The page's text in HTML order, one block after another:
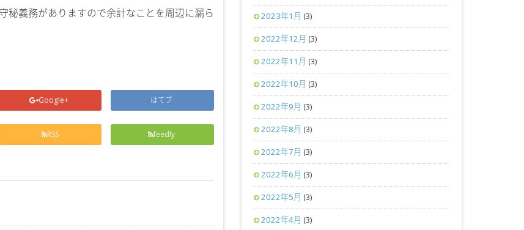
秘義務がありますので余計なことを周辺に漏ら
Google+ はてブ
RSS feedly
2023年1月 (3)
2022年12月 (3)
2022年11月 (3)
2022年10月 (3)
2022年9月 (3)
2022年8月 (3)
2022年7月 (3)
2022年6月 (3)
2022年5月 (3)
2022年4月 (3)